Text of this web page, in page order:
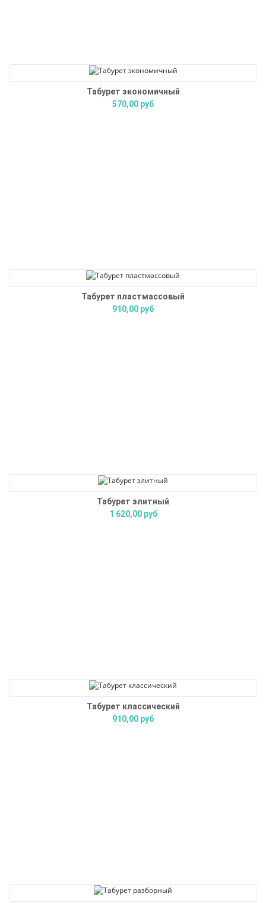
Табурет экономичный
570,00 руб
Табурет пластмассовый
910,00 руб
Табурет элитный
1 620,00 руб
Табурет классический
910,00 руб